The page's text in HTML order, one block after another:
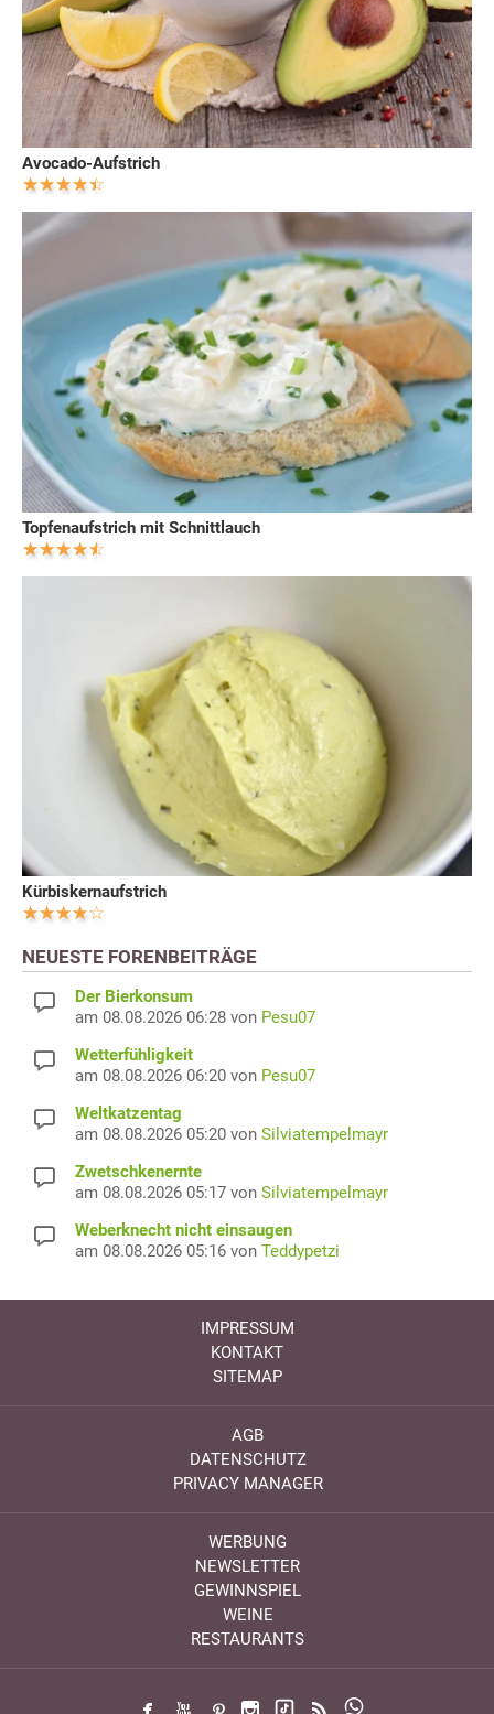
Avocado-Aufstrich
Topfenaufstrich mit Schnittlauch
Kürbiskernaufstrich
NEUESTE FORENBEITRÄGE
Der Bierkonsum
am 08.08.2026 06:28 von Pesu07
Wetterfühligkeit
am 08.08.2026 06:20 von Pesu07
Weltkatzentag
am 08.08.2026 05:20 von Silviatempelmayr
Zwetschkenernte
am 08.08.2026 05:17 von Silviatempelmayr
Weberknecht nicht einsaugen
am 08.08.2026 05:16 von Teddypetzi
IMPRESSUM
KONTAKT
SITEMAP
AGB
DATENSCHUTZ
PRIVACY MANAGER
WERBUNG
NEWSLETTER
GEWINNSPIEL
WEINE
RESTAURANTS